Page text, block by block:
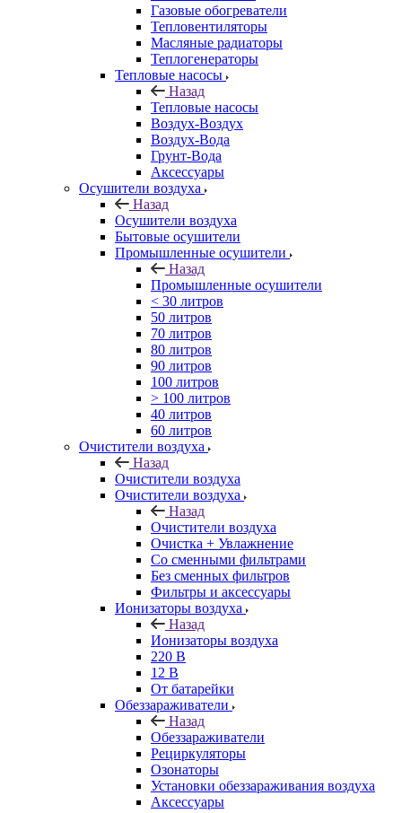
Газовые обогреватели
Тепловентиляторы
Масляные радиаторы
Теплогенераторы
Тепловые насосы
Назад
Тепловые насосы
Воздух-Воздух
Воздух-Вода
Грунт-Вода
Аксессуары
Осушители воздуха
Назад
Осушители воздуха
Бытовые осушители
Промышленные осушители
Назад
Промышленные осушители
< 30 литров
50 литров
70 литров
80 литров
90 литров
100 литров
> 100 литров
40 литров
60 литров
Очистители воздуха
Назад
Очистители воздуха
Очистители воздуха
Назад
Очистители воздуха
Очистка + Увлажнение
Cо сменными фильтрами
Без сменных фильтров
Фильтры и аксессуары
Ионизаторы воздуха
Назад
Ионизаторы воздуха
220 В
12 В
От батарейки
Обеззараживатели
Назад
Обеззараживатели
Рециркуляторы
Озонаторы
Установки обеззараживания воздуха
Аксессуары